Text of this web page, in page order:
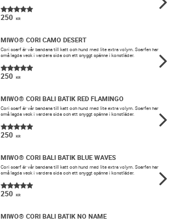
250 KR
MIWO® CORI CAMO DESERT
​Cori scarf är vår bandana till katt och hund med lite extra volym. Scarfen har
små lagda veck i vardera sida och ett snyggt spänne i konstläder.
250 KR
MIWO® CORI BALI BATIK RED FLAMINGO
​Cori scarf är vår bandana till katt och hund med lite extra volym. Scarfen har
små lagda veck i vardera sida och ett snyggt spänne i konstläder.
250 KR
MIWO® CORI BALI BATIK BLUE WAVES
​Cori scarf är vår bandana till katt och hund med lite extra volym. Scarfen har
små lagda veck i vardera sida och ett snyggt spänne i konstläder.
250 KR
MIWO® CORI BALI BATIK NO NAME